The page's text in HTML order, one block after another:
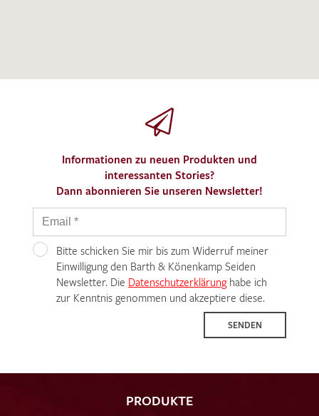
Informationen zu neuen Produkten und
interessanten Stories?
Dann abonnieren Sie unseren Newsletter!
Bitte schicken Sie mir bis zum Widerruf meiner
Einwilligung den Barth & Könenkamp Seiden
Newsletter. Die Datenschutzerklärunghabe ich
zur Kenntnis genommen und akzeptiere diese.
SENDEN
PRODUKTE